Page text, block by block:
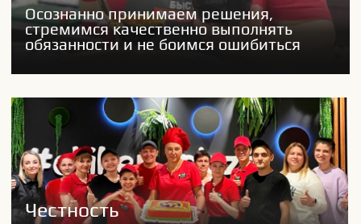
устроиться без
трудового
договора?
Возраст имеет
значение?
Можно ли
трудоустроиться без
гражданства РФ?